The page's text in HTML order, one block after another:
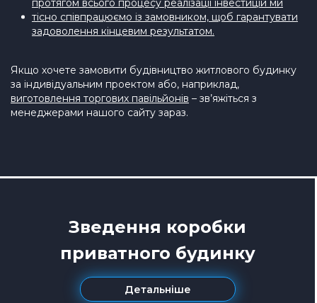
протягом всього процесу реалізації інвестицій ми
тісно співпрацюємо із замовником, щоб гарантувати
задоволення кінцевим результатом.
Якщо хочете замовити будівництво житлового будинку
за індивідуальним проектом або, наприклад,
виготовлення торгових павільйонів – зв’яжіться з
менеджерами нашого сайту зараз.
Зведення коробки
приватного будинку
Детальніше